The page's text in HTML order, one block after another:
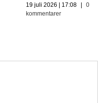
19 juli 2026 | 17:08
0
kommentarer